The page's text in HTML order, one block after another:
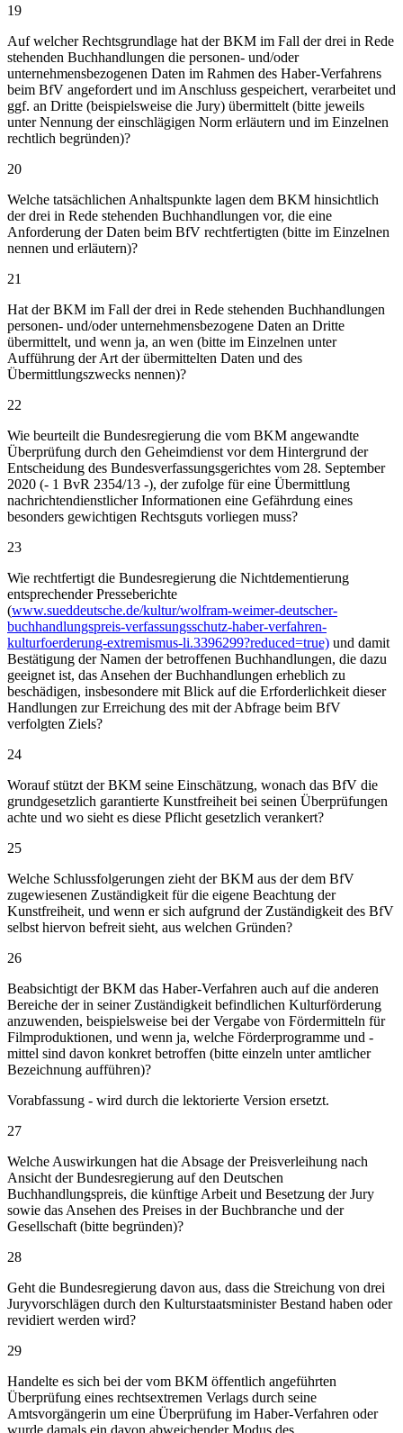
19
Auf welcher Rechtsgrundlage hat der BKM im Fall der drei in Rede
stehenden Buchhandlungen die personen- und/oder
unternehmensbezogenen Daten im Rahmen des Haber-Verfahrens
beim BfV angefordert und im Anschluss gespeichert, verarbeitet und
ggf. an Dritte (beispielsweise die Jury) übermittelt (bitte jeweils
unter Nennung der einschlägigen Norm erläutern und im Einzelnen
rechtlich begründen)?
20
Welche tatsächlichen Anhaltspunkte lagen dem BKM hinsichtlich
der drei in Rede stehenden Buchhandlungen vor, die eine
Anforderung der Daten beim BfV rechtfertigten (bitte im Einzelnen
nennen und erläutern)?
21
Hat der BKM im Fall der drei in Rede stehenden Buchhandlungen
personen- und/oder unternehmensbezogene Daten an Dritte
übermittelt, und wenn ja, an wen (bitte im Einzelnen unter
Aufführung der Art der übermittelten Daten und des
Übermittlungszwecks nennen)?
22
Wie beurteilt die Bundesregierung die vom BKM angewandte
Überprüfung durch den Geheimdienst vor dem Hintergrund der
Entscheidung des Bundesverfassungsgerichtes vom 28. September
2020 (- 1 BvR 2354/13 -), der zufolge für eine Übermittlung
nachrichtendienstlicher Informationen eine Gefährdung eines
besonders gewichtigen Rechtsguts vorliegen muss?
23
Wie rechtfertigt die Bundesregierung die Nichtdementierung
entsprechender Presseberichte
(www.sueddeutsche.de/kultur/wolfram-weimer-deutscher-
buchhandlungspreis-verfassungsschutz-haber-verfahren-
kulturfoerderung-extremismus-li.3396299?reduced=true) und damit
Bestätigung der Namen der betroffenen Buchhandlungen, die dazu
geeignet ist, das Ansehen der Buchhandlungen erheblich zu
beschädigen, insbesondere mit Blick auf die Erforderlichkeit dieser
Handlungen zur Erreichung des mit der Abfrage beim BfV
verfolgten Ziels?
24
Worauf stützt der BKM seine Einschätzung, wonach das BfV die
grundgesetzlich garantierte Kunstfreiheit bei seinen Überprüfungen
achte und wo sieht es diese Pflicht gesetzlich verankert?
25
Welche Schlussfolgerungen zieht der BKM aus der dem BfV
zugewiesenen Zuständigkeit für die eigene Beachtung der
Kunstfreiheit, und wenn er sich aufgrund der Zuständigkeit des BfV
selbst hiervon befreit sieht, aus welchen Gründen?
26
Beabsichtigt der BKM das Haber-Verfahren auch auf die anderen
Bereiche der in seiner Zuständigkeit befindlichen Kulturförderung
anzuwenden, beispielsweise bei der Vergabe von Fördermitteln für
Filmproduktionen, und wenn ja, welche Förderprogramme und -
mittel sind davon konkret betroffen (bitte einzeln unter amtlicher
Bezeichnung aufführen)?
Vorabfassung - wird durch die lektorierte Version ersetzt.
27
Welche Auswirkungen hat die Absage der Preisverleihung nach
Ansicht der Bundesregierung auf den Deutschen
Buchhandlungspreis, die künftige Arbeit und Besetzung der Jury
sowie das Ansehen des Preises in der Buchbranche und der
Gesellschaft (bitte begründen)?
28
Geht die Bundesregierung davon aus, dass die Streichung von drei
Juryvorschlägen durch den Kulturstaatsminister Bestand haben oder
revidiert werden wird?
29
Handelte es sich bei der vom BKM öffentlich angeführten
Überprüfung eines rechtsextremen Verlags durch seine
Amtsvorgängerin um eine Überprüfung im Haber-Verfahren oder
wurde damals ein davon abweichender Modus des